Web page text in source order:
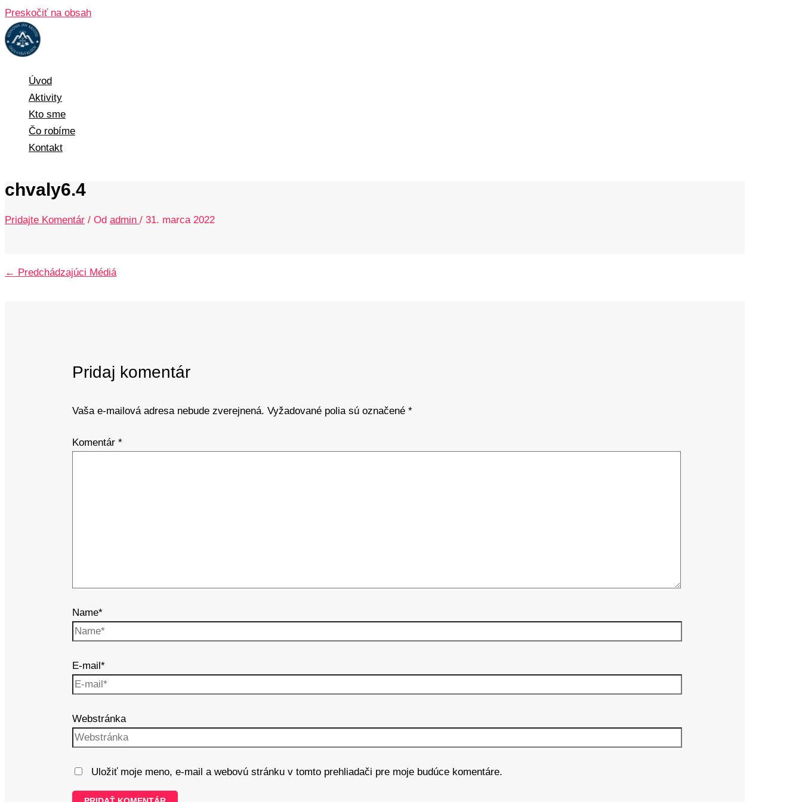
Preskočiť na obsah
Úvod
Aktivity
Kto sme
Čo robíme
Kontakt
chvaly6.4
Pridajte Komentár / Od admin / 31. marca 2022
← Predchádzajúci Médiá
Pridaj komentár
Vaša e-mailová adresa nebude zverejnená. Vyžadované polia sú označené*
Komentár*
Name*
E-mail*
Webstránka
Uložiť moje meno, e-mail a webovú stránku v tomto prehliadači pre moje budúce komentáre.